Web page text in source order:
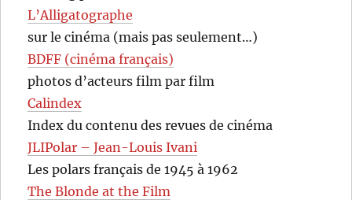
L’Alligatographe
sur le cinéma (mais pas seulement…)
BDFF (cinéma français)
photos d’acteurs film par film
Calindex
Index du contenu des revues de cinéma
JLIPolar – Jean-Louis Ivani
Les polars français de 1945 à 1962
The Blonde at the Film